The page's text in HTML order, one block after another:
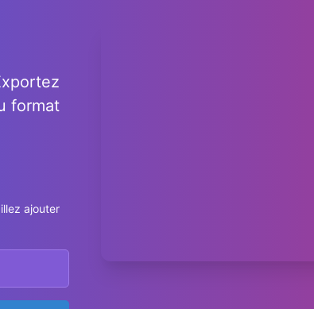
format
ajouter